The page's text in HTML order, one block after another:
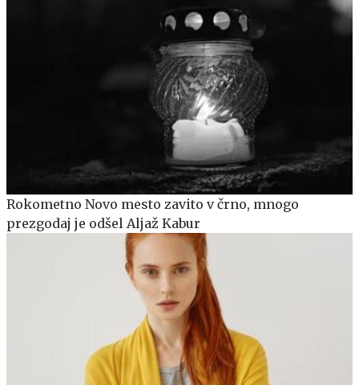
Rokometno Novo mesto zavito v črno, mnogo
prezgodaj je odšel Aljaž Kabur